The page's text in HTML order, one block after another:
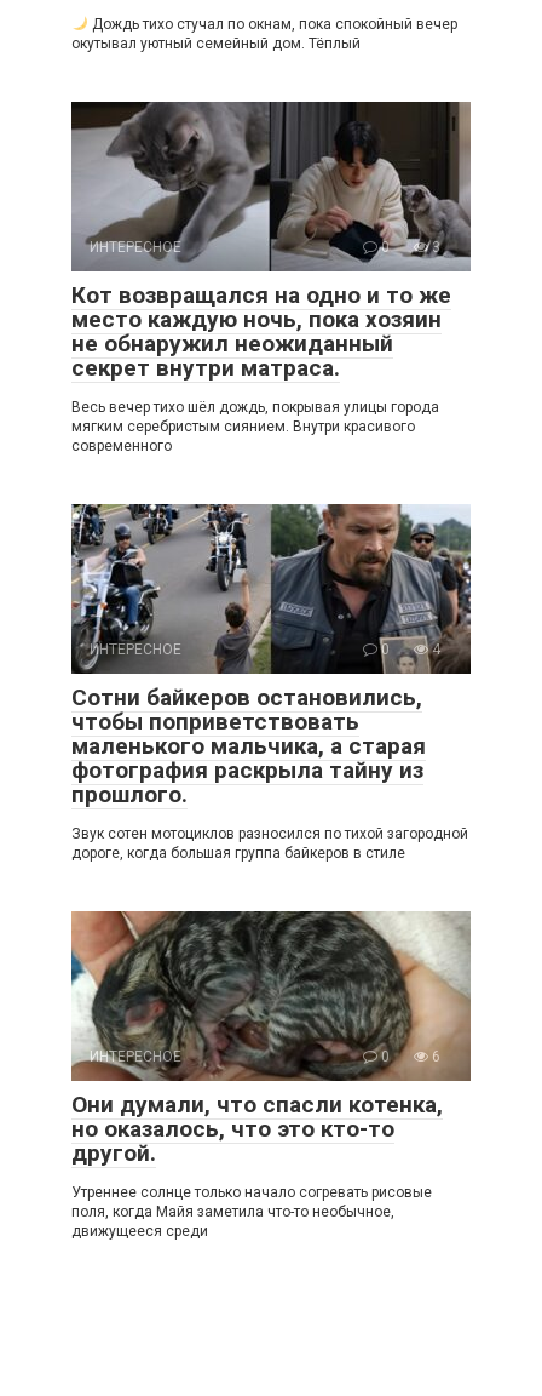
Дождь тихо стучал по окнам, пока спокойный вечер
окутывал уютный семейный дом. Тёплый
ИНТЕРЕСНОЕ 0 3
Кот возвращался на одно и то же
место каждую ночь, пока хозяин
не обнаружил неожиданный
секрет внутри матраса.
Весь вечер тихо шёл дождь, покрывая улицы города
мягким серебристым сиянием. Внутри красивого
современного
ИНТЕРЕСНОЕ 0 4
Сотни байкеров остановились,
чтобы поприветствовать
маленького мальчика, а старая
фотография раскрыла тайну из
прошлого.
Звук сотен мотоциклов разносился по тихой загородной
дороге, когда большая группа байкеров в стиле
ИНТЕРЕСНОЕ 0 6
Они думали, что спасли котенка,
но оказалось, что это кто-то
другой.
Утреннее солнце только начало согревать рисовые
поля, когда Майя заметила что-то необычное,
движущееся среди